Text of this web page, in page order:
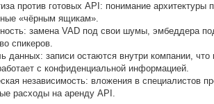
против готовых API: понимание архитектуры
«чёрным ящикам».
замена VAD под свои шумы, эмбеддера
спикеров.
данных: записи остаются внутри компании, что
с конфиденциальной информацией.
независимость: вложения в специалистов
расходы на аренду API.